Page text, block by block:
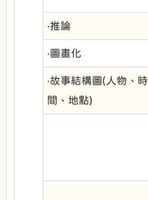
‧推論
‧圖畫化
‧故事結構圖(人物、時
間、地點)